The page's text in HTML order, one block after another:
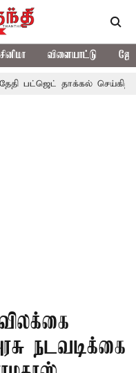
சினிமா விளையாட்டு
தாக்கல் செய்கிறார் முதல்-
நடவடிக்கை